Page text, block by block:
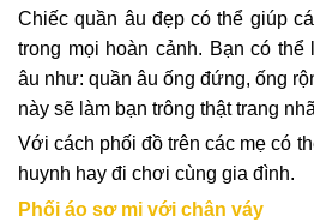
Chiếc quần âu đẹp có thể giúp
trong mọi hoàn cảnh. Bạn có
âu như: quần âu ống đứng, ống
này sẽ làm bạn trông thật trang
Với cách phối đồ trên các mẹ có
huynh hay đi chơi cùng gia đình.
Phối áo sơ mi với chân váy